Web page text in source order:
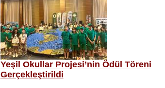
Yeşil Okullar Projesi’nin Ödül Töreni
Gerçekleştirildi